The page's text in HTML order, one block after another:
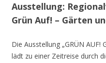
Ausstellung:
Grün Auf! – Gärten
Die Ausstellung „GRÜN AUF!
lädt zu einer Zeitreise durch